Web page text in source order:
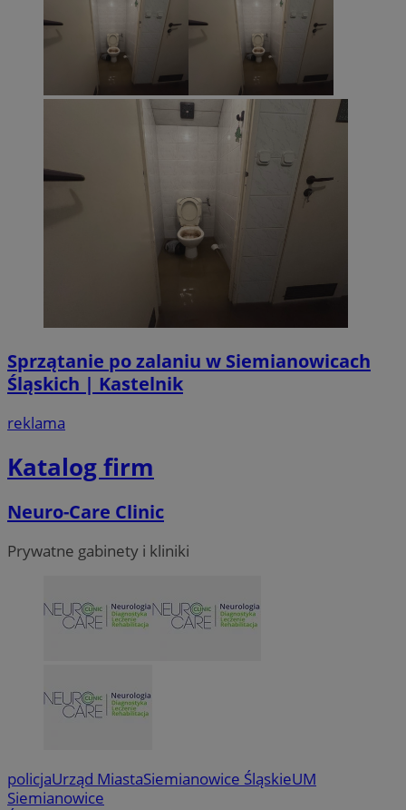
Sprzątanie po zalaniu w Siemianowicach
Śląskich | Kastelnik
reklama
Katalog firm
Neuro-Care Clinic
Prywatne gabinety i kliniki
policjaUrząd MiastaSiemianowice ŚląskieUM
Siemianowice